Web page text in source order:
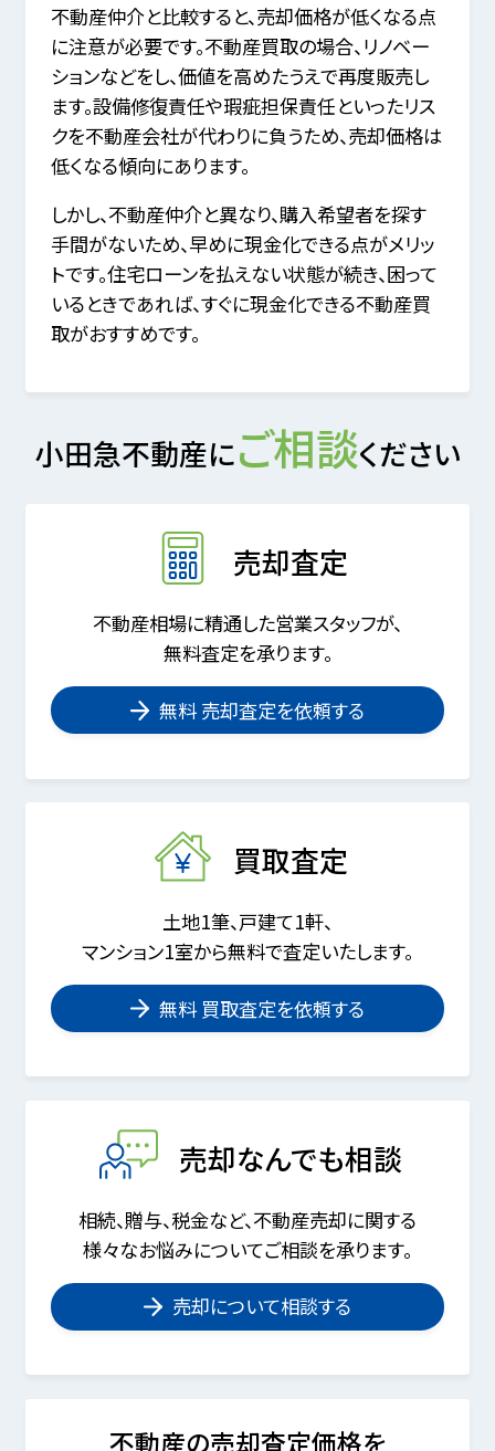
不動産仲介と比較すると、売却価格が低くなる点
に注意が必要です。不動産買取の場合、リノベー
ションなどをし、価値を高めたうえで再度販売し
ます。設備修復責任や瑕疵担保責任といったリス
クを不動産会社が代わりに負うため、売却価格は
低くなる傾向にあります。
しかし、不動産仲介と異なり、購入希望者を探す
手間がないため、早めに現金化できる点がメリッ
トです。住宅ローンを払えない状態が続き、困って
いるときであれば、すぐに現金化できる不動産買
取がおすすめです。
小田急不動産にご相談ください
売却査定
不動産相場に精通した営業スタッフが、
無料査定を承ります。
無料 売却査定を依頼する
買取査定
土地1筆、戸建て1軒、
マンション1室から無料で査定いたします。
無料 買取査定を依頼する
売却なんでも相談
相続、贈与、税金など、不動産売却に関する
様々なお悩みについてご相談を承ります。
売却について相談する
不動産の売却査定価格を